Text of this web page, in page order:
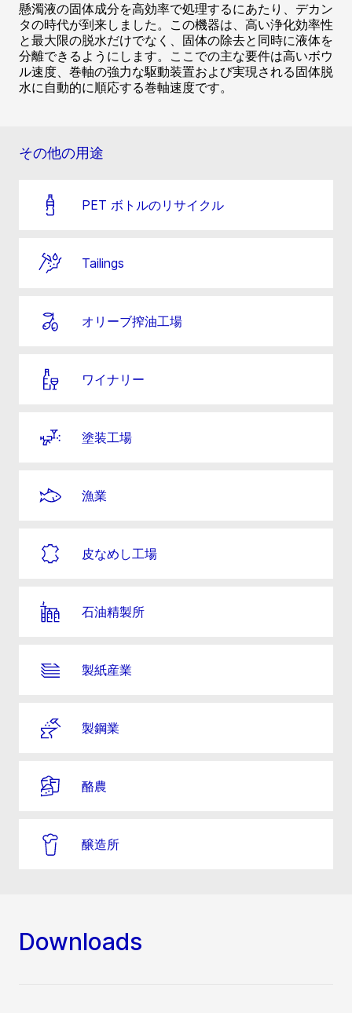
懸濁液の固体成分を高効率で処理するにあたり、デカン
タの時代が到来しました。この機器は、高い浄化効率性
と最大限の脱水だけでなく、固体の除去と同時に液体を
分離できるようにします。ここでの主な要件は高いボウ
ル速度、巻軸の強力な駆動装置および実現される固体脱
水に自動的に順応する巻軸速度です。
その他の用途
PET ボトルのリサイクル
Tailings
オリーブ搾油工場
ワイナリー
塗装工場
漁業
皮なめし工場
石油精製所
製紙産業
製鋼業
酪農
醸造所
Downloads